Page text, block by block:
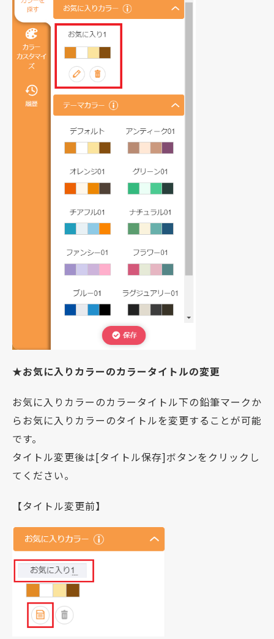
★お気に入りカラーのカラータイトルの変更
お気に入りカラーのカラータイトル下の鉛筆マークか
らお気に入りカラーのタイトルを変更することが可能
です。
タイトル変更後は[タイトル保存]ボタンをクリックし
てください。
【タイトル変更前】